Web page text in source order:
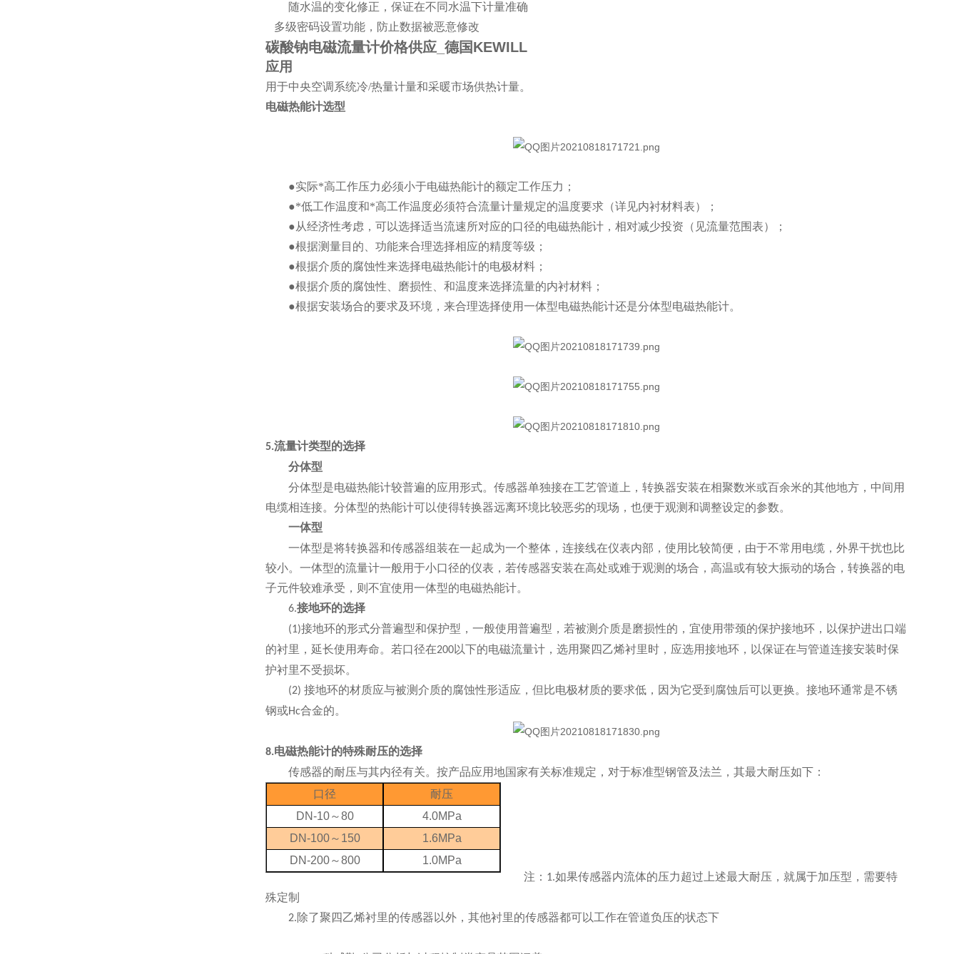
随水温的变化修正，保证在不同水温下计量准确
多级密码设置功能，防止数据被恶意修改
碳酸钠电磁流量计价格供应_德国KEWILL
应用
用于中央空调系统冷/热量计量和采暖市场供热计量。
电磁热能计选型
●实际*高工作压力必须小于电磁热能计的额定工作压力；
●*低工作温度和*高工作温度必须符合流量计量规定的温度要求（详见内衬材料表）；
●从经济性考虑，可以选择适当流速所对应的口径的电磁热能计，相对减少投资（见流量范围表）；
●根据测量目的、功能来合理选择相应的精度等级；
●根据介质的腐蚀性来选择电磁热能计的电极材料；
●根据介质的腐蚀性、磨损性、和温度来选择流量的内衬材料；
●根据安装场合的要求及环境，来合理选择使用一体型电磁热能计还是分体型电磁热能计。
5.流量计类型的选择
分体型
分体型是电磁热能计较普遍的应用形式。传感器单独接在工艺管道上，转换器安装在相聚数米或百余米的其他地方，中间用
电缆相连接。分体型的热能计可以使得转换器远离环境比较恶劣的现场，也便于观测和调整设定的参数。
一体型
一体型是将转换器和传感器组装在一起成为一个整体，连接线在仪表内部，使用比较简便，由于不常用电缆，外界干扰也比
较小。一体型的流量计一般用于小口径的仪表，若传感器安装在高处或难于观测的场合，高温或有较大振动的场合，转换器的电
子元件较难承受，则不宜使用一体型的电磁热能计。
6.接地环的选择
(1)接地环的形式分普遍型和保护型，一般使用普遍型，若被测介质是磨损性的，宜使用带颈的保护接地环，以保护进出口端
的衬里，延长使用寿命。若口径在200以下的电磁流量计，选用聚四乙烯衬里时，应选用接地环，以保证在与管道连接安装时保
护衬里不受损坏。
(2) 接地环的材质应与被测介质的腐蚀性形适应，但比电极材质的要求低，因为它受到腐蚀后可以更换。接地环通常是不锈
钢或Hc合金的。
8.电磁热能计的特殊耐压的选择
传感器的耐压与其内径有关。按产品应用地国家有关标准规定，对于标准型钢管及法兰，其最大耐压如下：
口径
耐压
DN-10～80
4.0MPa
DN-100～ 150
1.6MPa
DN-200～800
1.0MPa
注： 1.如果传感器内流体的压力超过上述最大耐压，就属于加压型，需要特
殊定制
2.除了聚四乙烯衬里的传感器以外，其他衬里的传感器都可以工作在管道负压的状态下